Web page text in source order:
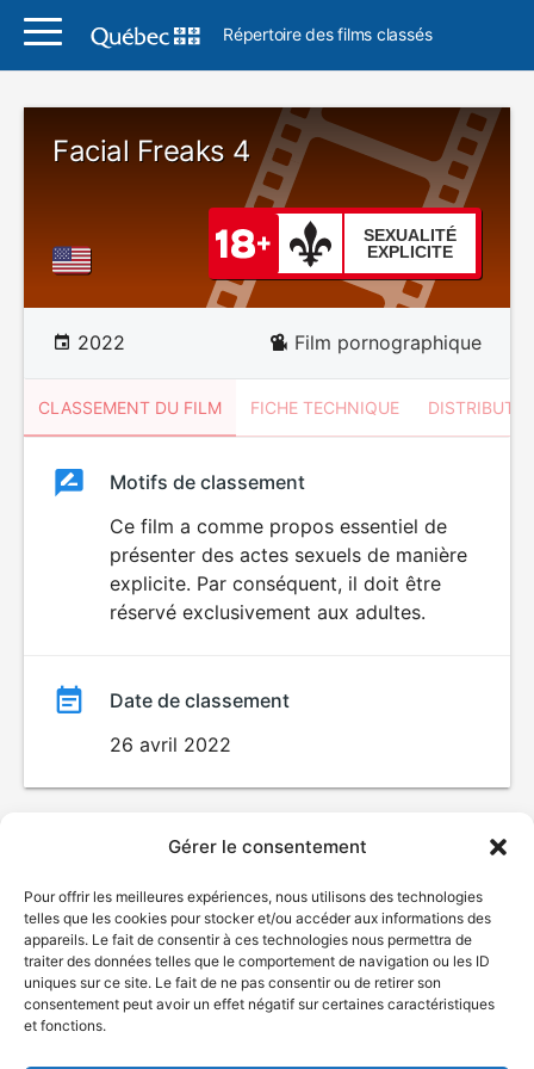
Gérer le consentement
Pour offrir les meilleures expériences, nous utilisons des technologies
telles que les cookies pour stocker et/ou accéder aux informations des
appareils. Le fait de consentir à ces technologies nous permettra de
traiter des données telles que le comportement de navigation ou les ID
uniques sur ce site. Le fait de ne pas consentir ou de retirer son
consentement peut avoir un effet négatif sur certaines caractéristiques
et fonctions.
Répertoire des films classés
Facial Freaks 4
SEXUALITÉ
EXPLICITE
2022 Film pornographique
CLASSEMENT DU FILM FICHE TECHNIQUE
ClassementClassement
SEXUALITÉ
EXPLICITE
Motifs de classement
Ce film a comme propos essentiel de
présenter des actes sexuels de manière
explicite. Par conséquent, il doit être
réservé exclusivement aux adultes.
Date de classement
26 avril 2022